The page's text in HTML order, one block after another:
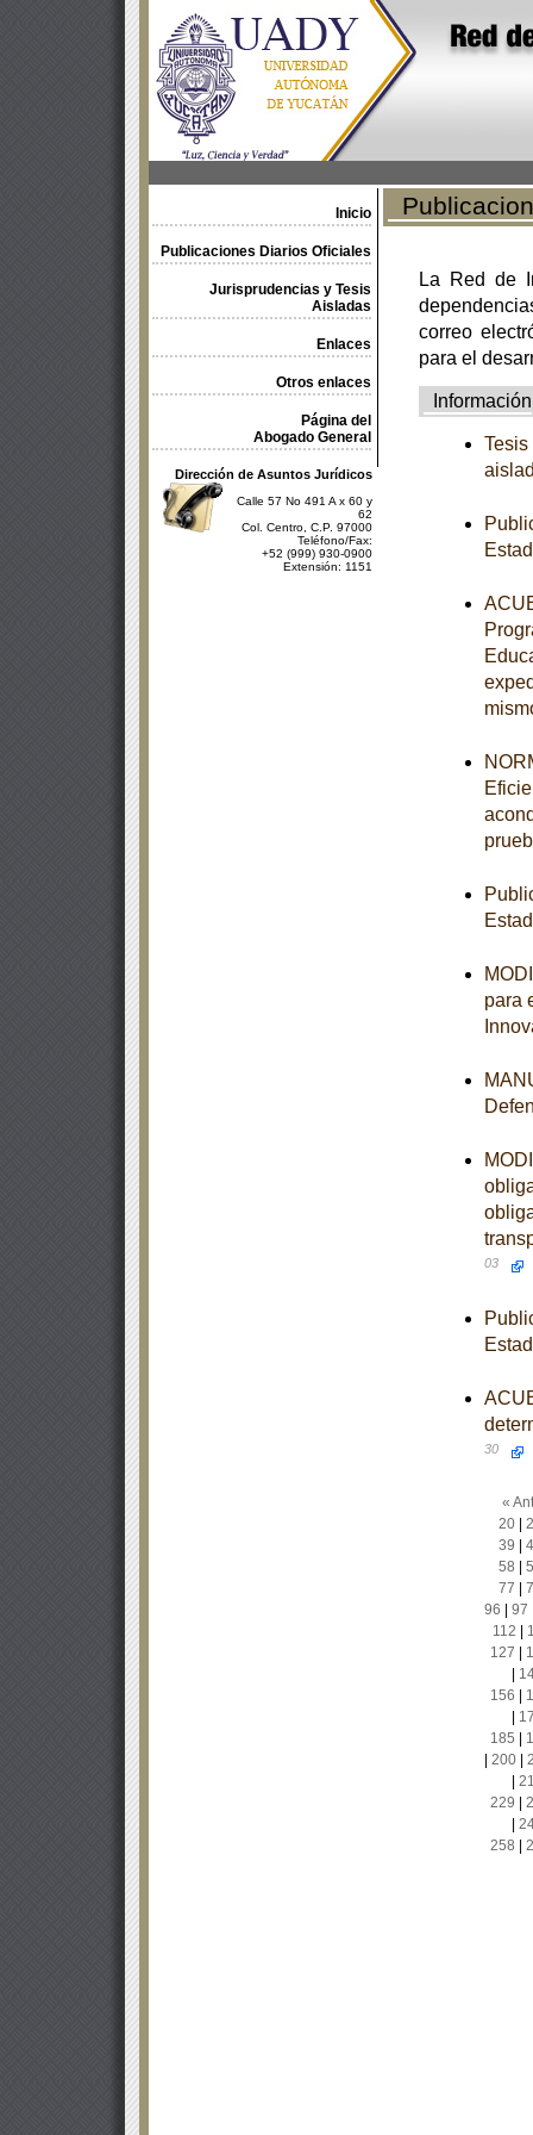
Inicio
Publicaciones Diarios Oficiales
Jurisprudencias y Tesis
Aisladas
Enlaces
Otros enlaces
Página del
Abogado General
Dirección de Asuntos Jurídicos
Calle 57 No 491 A x 60 y
62
Col. Centro, C.P. 97000
Teléfono/Fax:
+52 (999) 930-0900
Extensión: 1151
La Red de
correo
para el
Información
para
03
30
«
20|
39
58
77
96
97
112
127
156
185
200|
229
258